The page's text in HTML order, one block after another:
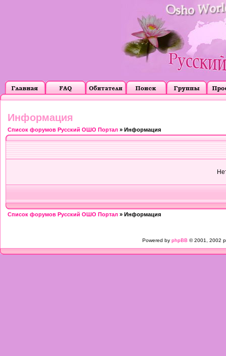
Информация
Список форумов Русский ОШО Портал » Информация
Список форумов Русский ОШО Портал » Информация
Powered by phpBB © 2001, 2002